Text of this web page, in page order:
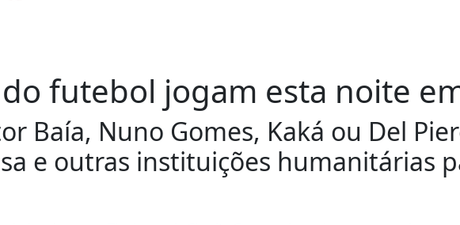
futebol jogam esta noite
Baía, Nuno Gomes, Kaká ou Del
e outras instituições humanitárias